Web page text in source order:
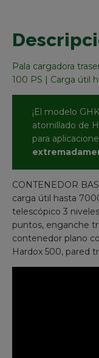
Pala cargadora
100 PS | Carga útil
¡El modelo
atornillado de
para
CONTENEDOR
carga útil hasta
telescópico 3
puntos, enganche
contenedor plano
Hardox 500, pared